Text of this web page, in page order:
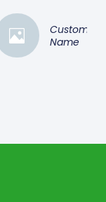
Customer
Name